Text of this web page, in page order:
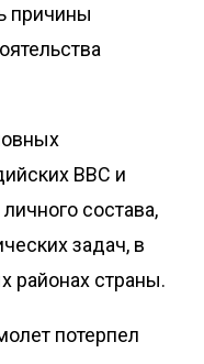
причины
ВВС и
состава,
задач, в
районах страны.
потерпел